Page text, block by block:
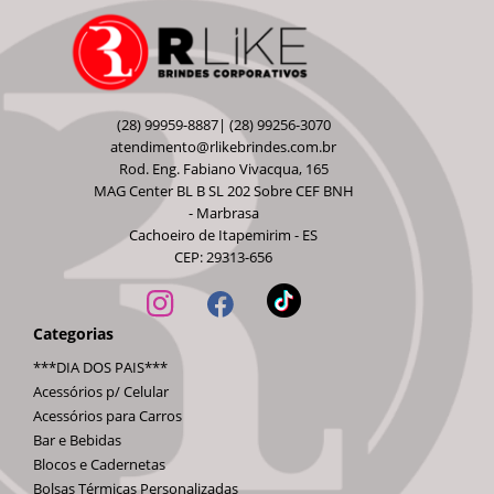
(28) 99959-8887| (28) 99256-3070
atendimento@rlikebrindes.com.br
Rod. Eng. Fabiano Vivacqua, 165
MAG Center BL B SL 202 Sobre CEF BNH
- Marbrasa
Cachoeiro de Itapemirim - ES
CEP: 29313-656
Categorias
***DIA DOS PAIS***
Acessórios p/ Celular
Acessórios para Carros
Bar e Bebidas
Blocos e Cadernetas
Bolsas Térmicas Personalizadas